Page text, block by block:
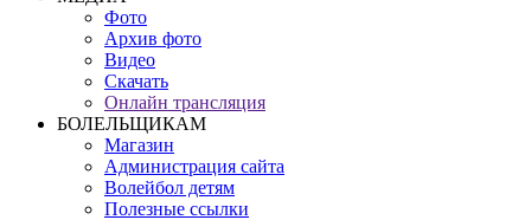
Фото
Архив фото
Видео
Скачать
Онлайн трансляция
БОЛЕЛЬЩИКАМ
Магазин
Администрация сайта
Волейбол детям
Полезные ссылки